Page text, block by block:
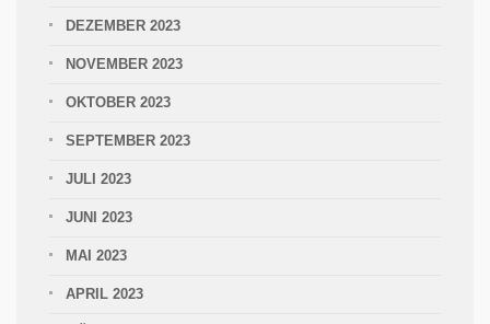
DEZEMBER 2023
NOVEMBER 2023
OKTOBER 2023
SEPTEMBER 2023
JULI 2023
JUNI 2023
MAI 2023
APRIL 2023